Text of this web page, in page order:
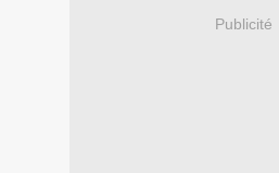
Publicité